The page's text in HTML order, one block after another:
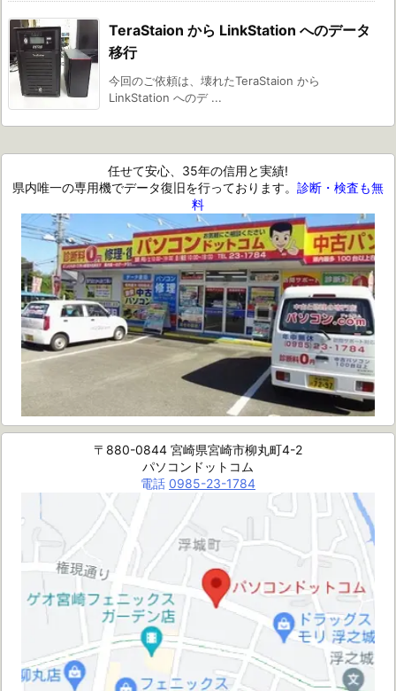
TeraStaion から LinkStation へのデータ
移行
今回のご依頼は、壊れたTeraStaion から
LinkStation へのデ ...
任せて安心、35年の信用と実績!
県内唯一の専用機でデータ復旧を行っております。 診断・検査も無
料
〒880-0844 宮崎県宮崎市柳丸町4-2
パソコンドットコム
電話 0985-23-1784